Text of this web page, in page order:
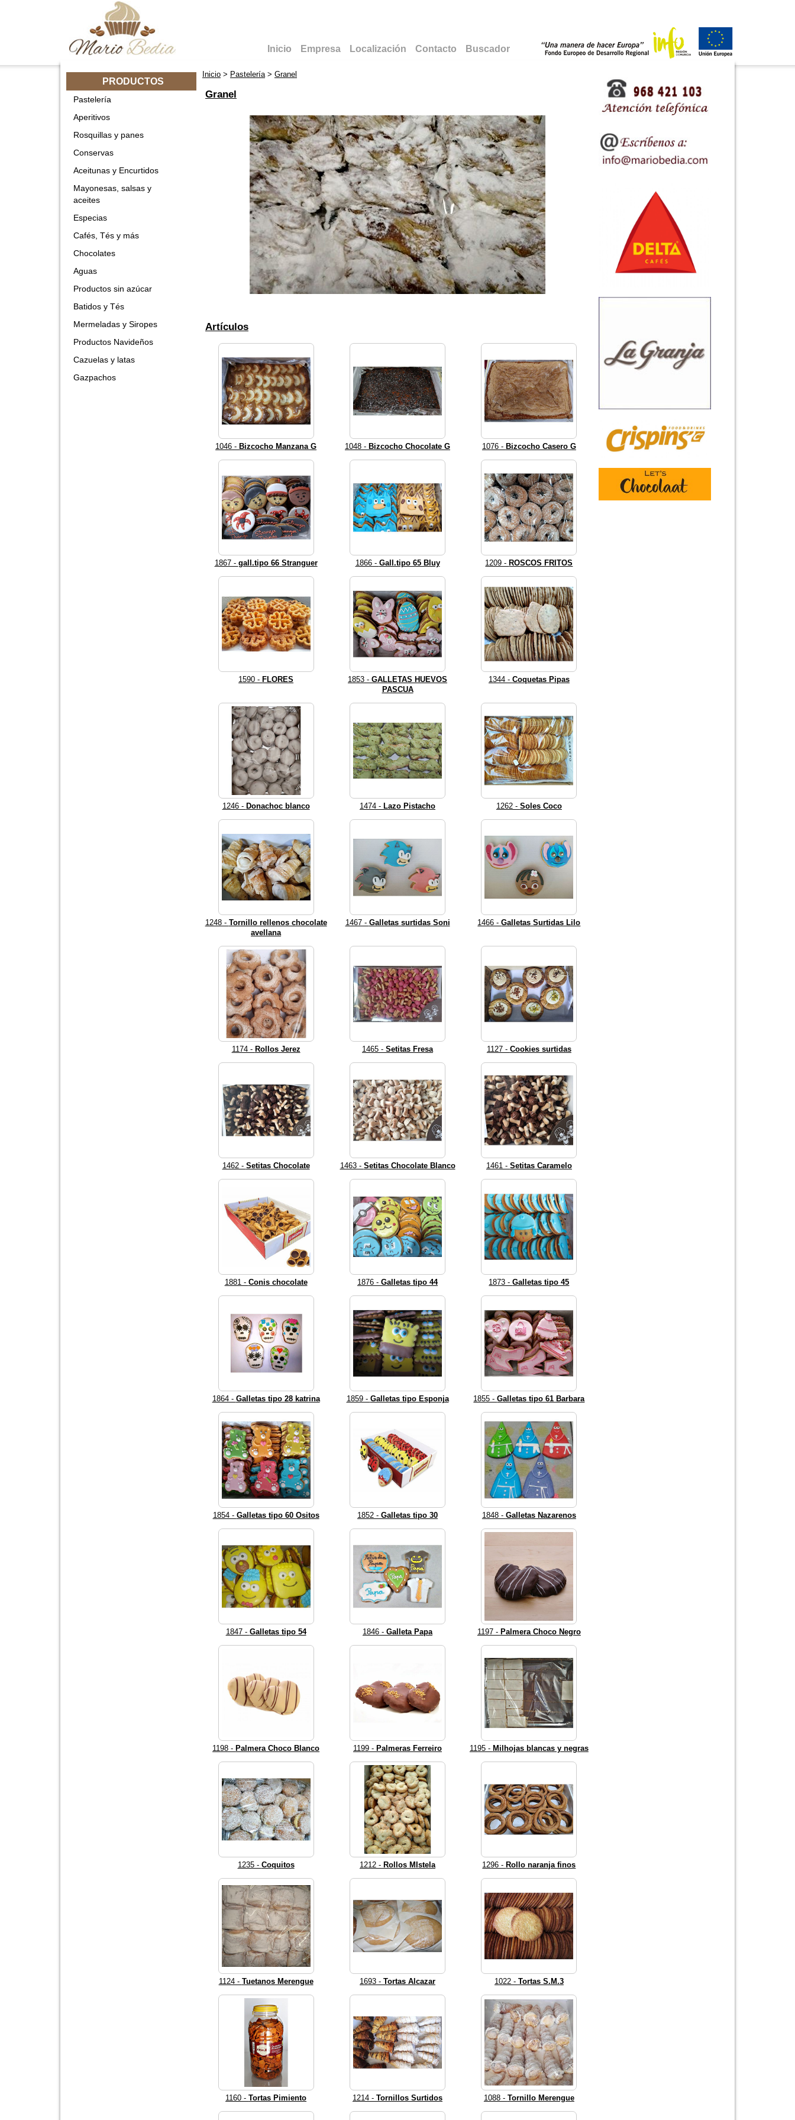
Inicio Empresa Localización Contacto Buscador
PRODUCTOS
Pastelería
Aperitivos
Rosquillas y panes
Conservas
Aceitunas y Encurtidos
Mayonesas, salsas y
aceites
Especias
Cafés, Tés y más
Chocolates
Aguas
Productos sin azúcar
Batidos y Tés
Mermeladas y Siropes
Productos Navideños
Cazuelas y latas
Gazpachos
Inicio > Pastelería> Granel
Granel
Artículos
1046 - Bizcocho Manzana G 1048 - Bizcocho Chocolate G 1076 - Bizcocho Casero G
1867 - gall.tipo 66 Stranguer 1866 - Gall.tipo 65 Bluy 1209 - ROSCOS FRITOS
1590 - FLORES 1853 - GALLETAS HUEVOS
PASCUA
1344 - Coquetas Pipas
1246 - Donachoc blanco 1474 - Lazo Pistacho 1262 - Soles Coco
1248 - Tornillo rellenos chocolate
avellana
1467 - Galletas surtidas Soni 1466 -Galletas Surtidas Lilo
1174 - Rollos Jerez 1465 - Setitas Fresa 1127 - Cookies surtidas
1462 - Setitas Chocolate 1463 - Setitas Chocolate Blanco 1461 - Setitas Caramelo
1881 - Conis chocolate 1876 - Galletas tipo 44 1873 -Galletas tipo 45
1864 - Galletas tipo 28 katrina 1859 - Galletas tipo Esponja 1855 -Galletas tipo 61 Barbara
1854 - Galletas tipo 60 Ositos 1852 - Galletas tipo 30 1848 - Galletas Nazarenos
1847 - Galletas tipo 54 1846 - Galleta Papa 1197 - Palmera Choco Negro
1198 - Palmera Choco Blanco 1199 - Palmeras Ferreiro 1195 - Milhojas blancas y negras
1235 - Coquitos 1212 - Rollos MIstela 1296 - Rollo naranja finos
1124 - Tuetanos Merengue 1693 - Tortas Alcazar 1022 - Tortas S.M.3
1160 -Tortas Pimiento 1214 - Tornillos Surtidos 1088 - Tornillo Merengue